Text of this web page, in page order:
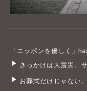
「ニッポンを優しく」
きっかけは大震災。
お葬式だけじゃない